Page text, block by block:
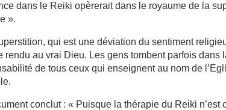
dans le Reiki opèrerait dans le royaume de la
».
qui est une déviation du sentiment
rendu au vrai Dieu. Les gens tombent parfois
de tous ceux qui enseignent au nom de
conclut : « Puisque la thérapie du Reiki